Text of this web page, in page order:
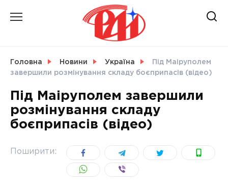
Головна Новини Україна
Під Маіруполем
завершили розмінування складу боєприпасів (відео)
Під Маіруполем завершили
розмінування складу
боєприпасів (відео)
Поширити: